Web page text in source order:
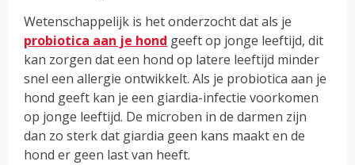
Wetenschappelijk is het onderzocht dat als je
probiotica aan je hond geeft op jonge leeftijd, dit
kan zorgen dat een hond op latere leeftijd minder
snel een allergie ontwikkelt. Als je probiotica aan je
hond geeft kan je een giardia-infectie voorkomen
op jonge leeftijd. De microben in de darmen zijn
dan zo sterk dat giardia geen kans maakt en de
hond er geen last van heeft.